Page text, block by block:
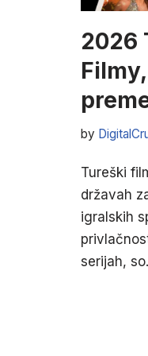
2026
by
Tureški
državah
igralskih
serijah,